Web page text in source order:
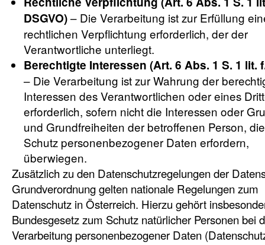
DSGVO)– Die Verarbeitung ist zur Erfüllung
rechtlichen Verpflichtung erforderlich, der der
Verantwortliche unterliegt.
Berechtigte Interessen (Art. 6 Abs. 1 S. 1 lit.
– Die Verarbeitung ist zur Wahrung der
Interessen des Verantwortlichen oder eines
erforderlich, sofern nicht die Interessen oder
und Grundfreiheiten der betroffenen Person,
Schutz personenbezogener Daten erfordern,
überwiegen.
Zusätzlich zu den Datenschutzregelungen der
Grundverordnung gelten nationale Regelungen zum
Datenschutz in Österreich. Hierzu gehört
Bundesgesetz zum Schutz natürlicher Personen bei
Verarbeitung personenbezogener Daten